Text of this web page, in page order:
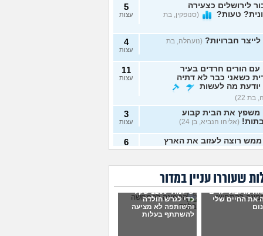
לירושלים כצעירה
טעות?
(סנופקין, בת
5
עצות
לייצר חברויות? (נועהלה, בת
4
עצות
עם הורים חרדים בעיר
כשאני כבר לא דתיה
יודעת מה לעשות
בת 22)
11
עצות
משפץ את הבית קבוע
(אליהו הנביא, בן 24)
3
עצות
ממש רוצה לעזוב את הארץ 6
עצות
(יוחאי, בן 30)
להשקיע במערכת סינון
(אנונימי, בן 43) עצות
שעוררו עניין במדור
מרובת ילדים
את החיים שלי
שילמתי 1200 שקל
כדי לגרש חולדה
והשותפה לא מציעה
להשתתף בעלות